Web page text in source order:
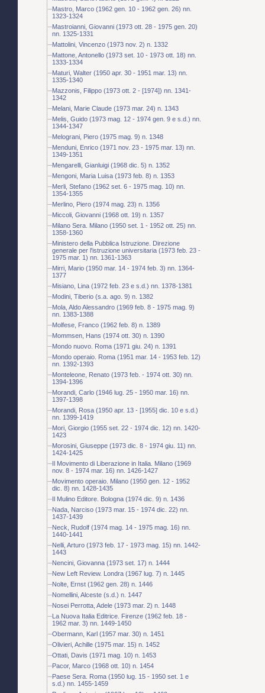
Mastro, Marco (1962 gen. 10 - 1962 gen. 26) nn.
1323-1324
Mastroianni, Giovanni (1973 ott. 28 - 1975 gen. 20)
nn. 1325-1331
Mattolini, Vincenzo (1973 nov. 2) n. 1332
Mattone, Antonello (1973 set. 10 - 1973 ott. 18) nn.
1333-1334
Maturi, Walter (1950 apr. 30 - 1951 mar. 13) nn.
1335-1340
Mazzonis, Filippo (1973 ott. 2 - [1974]) nn. 1341-
1342
Melani, Marie Claude (1973 mar. 24) n. 1343
Melis, Guido (1973 mag. 12 - 1974 gen. 9 e s.d.) nn.
1344-1347
Melograni, Piero (1975 mag. 9) n. 1348
Menduni, Enrico (1971 nov. 23 - 1975 mar. 13) nn.
1349-1351
Mengarelli, Gianluigi (1968 dic. 5) n. 1352
Mengoni, Maria Luisa (1973 feb. 8) n. 1353
Merli, Stefano (1962 set. 6 - 1975 mag. 10) nn.
1354-1355
Merlino, Piero (1974 mag. 23) n. 1356
Miccoli, Giovanni (1968 ott. 19) n. 1357
Milano Sera. Milano (1950 set. 1 - 1952 ott. 25) nn.
1358-1360
Ministero della Pubblica Istruzione. Direzione
generale per l'istruzione universitaria (1973 feb. 23 -
1975 mar. 1) nn. 1361-1363
Mirri, Mario (1950 mar. 14 - 1974 feb. 3) nn. 1364-
1377
Misiano, Lina (1972 feb. 23 e s.d.) nn. 1378-1381
Modini, Tiberio (s.a. ago. 9) n. 1382
Mola, Aldo Alessandro (1969 feb. 8 - 1975 mag. 9)
nn. 1383-1388
Molfese, Franco (1962 feb. 8) n. 1389
Mommsen, Hans (1974 ott. 30) n. 1390
Mondo nuovo. Roma (1971 giu. 24) n. 1391
Mondo operaio. Roma (1951 mar. 14 - 1953 feb. 12)
nn. 1392-1393
Monteleone, Renato (1973 feb. - 1974 ott. 30) nn.
1394-1396
Morandi, Carlo (1946 lug. 25 - 1950 mar. 16) nn.
1397-1398
Morandi, Rosa (1950 apr. 13 - [1955] dic. 10 e s.d.)
nn. 1399-1419
Mori, Giorgio (1955 set. 22 - 1974 dic. 12) nn. 1420-
1423
Morosini, Giuseppe (1973 dic. 8 - 1974 giu. 11) nn.
1424-1425
Il Movimento di Liberazione in Italia. Milano (1969
nov. 8 - 1974 mar. 16) nn. 1426-1427
Movimento operaio. Milano (1950 gen. 12 - 1952
dic. 8) nn. 1428-1435
Il Mulino Editore. Bologna (1974 dic. 9) n. 1436
Nada, Narciso (1973 mar. 15 - 1974 dic. 22) nn.
1437-1439
Neck, Rudolf (1974 mag. 14 - 1975 mag. 16) nn.
1440-1441
Nelli, Arturo (1973 feb. 17 - 1973 mag. 15) nn. 1442-
1443
Nencini, Giovanna (1973 set. 17) n. 1444
New Left Review. Londra (1967 lug. 7) n. 1445
Nolte, Ernst (1962 gen. 28) n. 1446
Nomellini, Alceste (s.d.) n. 1447
Nosei Perrotta, Adele (1973 mar. 2) n. 1448
La Nuova Italia Editrice. Firenze (1962 feb. 18 -
1962 mar. 3) nn. 1449-1450
Obermann, Karl (1957 mar. 30) n. 1451
Olivieri, Achille (1975 mar. 15) n. 1452
Ottati, Davis (1971 mag. 10) n. 1453
Pacor, Marco (1968 ott. 10) n. 1454
Paese Sera. Roma (1950 lug. 15 - 1950 set. 1 e
s.d.) nn. 1455-1459